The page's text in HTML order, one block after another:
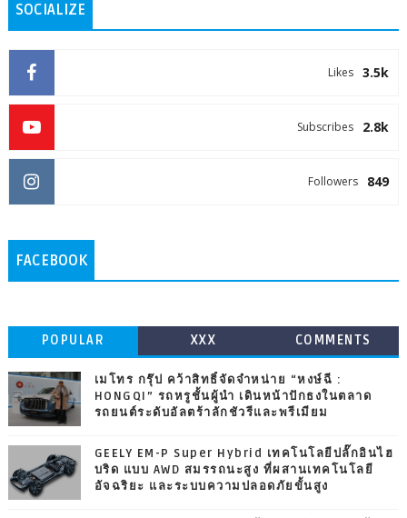
SOCIALIZE
3.5k
Likes
2.8k
Subscribes
849
Followers
FACEBOOK
POPULAR XXX COMMENTS
เมโทร กรุ๊ป คว้าสิทธิ์จัดจำหน่าย “หงษ์ฉี :
HONGQI” รถหรูชั้นผู้นำ เดินหน้าปักธงในตลาด
รถยนต์ระดับอัลตร้าลักชัวรีและพรีเมียม
GEELY EM-P Super Hybrid เทคโนโลยีปลั๊กอินไฮ
บริด แบบ AWD สมรรถนะสูง ที่ผสานเทคโนโลยี
อัจฉริยะ และระบบความปลอดภัยขั้นสูง